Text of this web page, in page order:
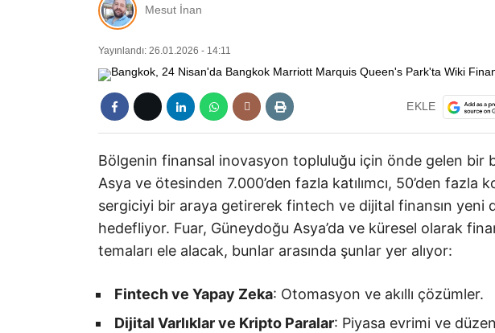
Mesut İnan
Yayınlandı: 26.01.2026 - 14:11
EKLE
Bölgenin finansal inovasyon topluluğu için önde gelen bir
Asya ve ötesinden 7.000’den fazla katılımcı, 50’den fazla
sergiciyi bir araya getirerek fintech ve dijital finansın yeni
hedefliyor. Fuar, Güneydoğu Asya’da ve küresel olarak
temaları ele alacak, bunlar arasında şunlar yer alıyor:
Fintech ve Yapay Zeka: Otomasyon ve akıllı çözümler.
Dijital Varlıklar ve Kripto Paralar: Piyasa evrimi ve